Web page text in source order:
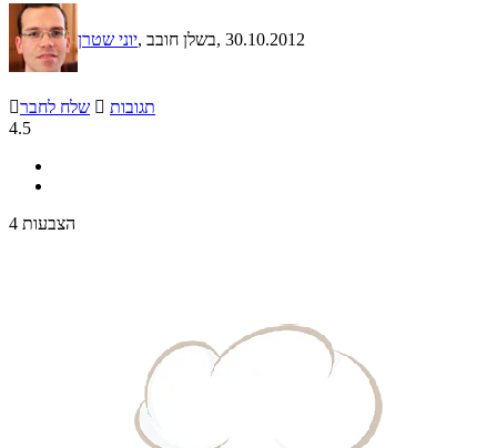
יוני שטרן , בשלן חובב, 30.10.2012
שלח לחבר  תגובות
4.5
4 הצבעות